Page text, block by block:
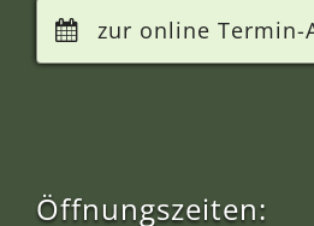
zur online Termin-
Öffnungszeiten: